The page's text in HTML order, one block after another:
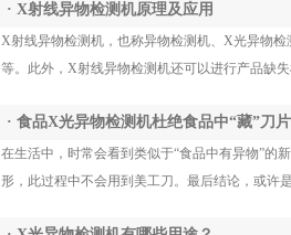
· X射线异物检测机原理及应用
X射线异物检测机，也称异物检测机、X光异物
等。此外，X射线异物检测机还可以进行产品缺
· 食品X光异物检测机杜绝食品中“藏”刀片
在生活中，时常会看到类似于“食品中有异物”的
形，此过程中不会用到美工刀。最后结论，或许